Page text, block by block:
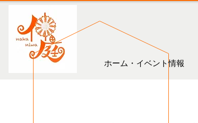
ホーム・イベント情報